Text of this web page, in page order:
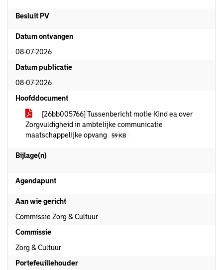
Besluit PV
Datum ontvangen
08-07-2026
Datum publicatie
08-07-2026
Hoofddocument
[26bb005766] Tussenbericht motie Kind ea over
Zorgvuldigheid in ambtelijke communicatie
maatschappelijke opvang
59 KB
Bijlage(n)
Agendapunt
Aan wie gericht
Commissie Zorg & Cultuur
Commissie
Zorg & Cultuur
Portefeuillehouder